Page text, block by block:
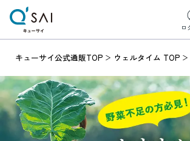
ロ
キューサイ公式通販TOP ウェルタイム TOP